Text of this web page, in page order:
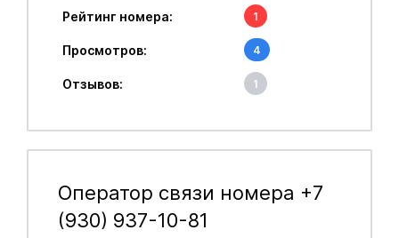
Рейтинг номера: 1
Просмотров: 4
Отзывов: 1
Оператор связи номера +7
(930) 937-10-81